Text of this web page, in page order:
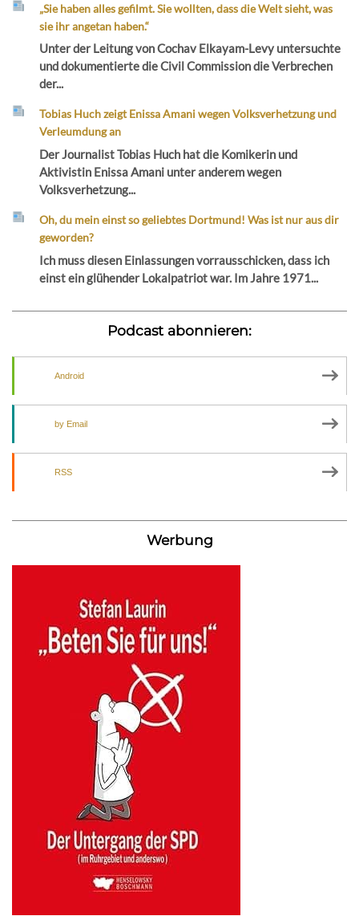
„Sie haben alles gefilmt. Sie wollten, dass die Welt sieht, was
sie ihr angetan haben.“
Unter der Leitung von Cochav Elkayam-Levy untersuchte
und dokumentierte die Civil Commission die Verbrechen
der...
Tobias Huch zeigt Enissa Amani wegen Volksverhetzung und
Verleumdung an
Der Journalist Tobias Huch hat die Komikerin und
Aktivistin Enissa Amani unter anderem wegen
Volksverhetzung...
Oh, du mein einst so geliebtes Dortmund! Was ist nur aus dir
geworden?
Ich muss diesen Einlassungen vorrausschicken, dass ich
einst ein glühender Lokalpatriot war. Im Jahre 1971...
Podcast abonnieren:
Android
by Email
RSS
Werbung